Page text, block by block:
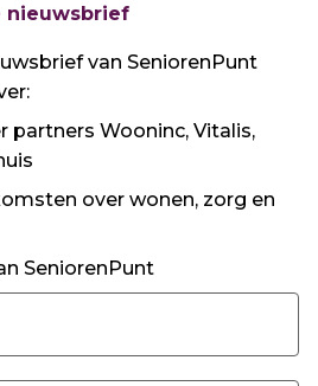
nieuwsbrief
van SeniorenPunt
partners Wooninc, Vitalis,
over wonen, zorg en
SeniorenPunt